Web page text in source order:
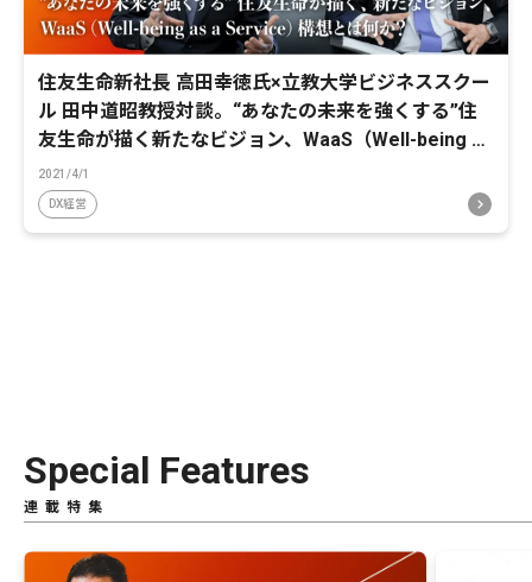
住友生命新社長 高田幸徳氏×立教大学ビジネススクー
ル 田中道昭教授対談。“あなたの未来を強くする”住
友生命が描く新たなビジョン、WaaS（Well-being as
a Service）構想とは何か？
2021/4/1
DX経営
Special Features
連載特集